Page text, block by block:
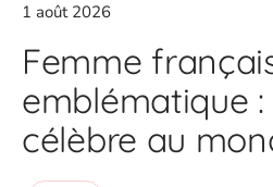
1 août 2026
Femme
emblématique :
célèbre au